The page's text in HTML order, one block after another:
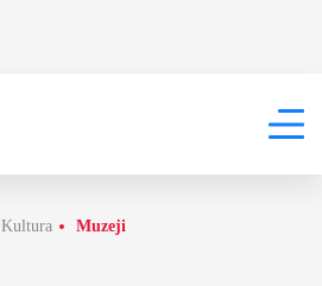
Kultura Muzeji